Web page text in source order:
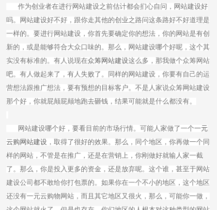
作为创业者在进行网站建设之前估计都会扪心自问，网站建设好
吗。网站建设好不好，跟你走其他的创业之路问这条路好不好道理是
一样的。要进行网站建设，你首先要确定你的想法，你的网站是有创
新的，或是能够符合大众口味的。那么，网站建设哪个好呢，这个其
实没有标准的。有人说现在众筹网站建设这么多，那我做个众筹网站
吧。有人做起来了，有人失败了。同样的网站建设，你要有自己的运
营想法跟推广想法，要有预想的目标客户。不是人家说众筹网站建设
那个好，你就屁颠屁颠地跑去砸钱，结果可能就是什么都没有。
网站建设哪个好，要看目前的市场行情。可能人家做了一个一元
云购网站建设 ，取得了很好的效果。那么，同个地区，你再做一个同
样的网站，不管是在推广，还是在营销上，你刚做好就输人家一截
了。那么，你是投入更多的资金，还是放弃呢。这个谁，甚至于网站
建设公司都不敢给你打包票的。如果你在一个不小的地区，这个地区
还没有一元云购物网站，而且其它地区又很火，那么，可能你一做，